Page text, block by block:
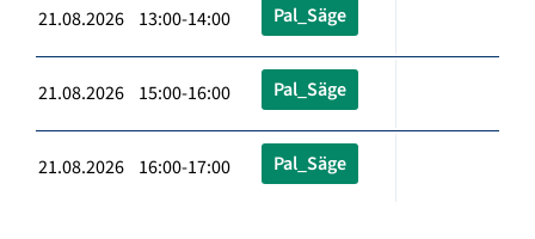
21.08.2026 13:00-14:00 Pal_Säge
21.08.2026 15:00-16:00 Pal_Säge
21.08.2026 16:00-17:00 Pal_Säge